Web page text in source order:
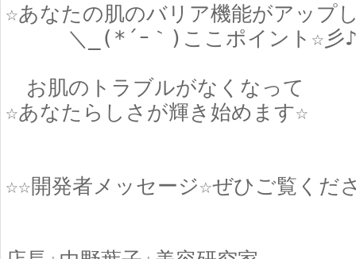
☆あなたの肌のバリア機能がアップ
＼_(*´ｰ｀)ここポイント☆彡
お肌のトラブルがなくなって
☆あなたらしさが輝き始めます☆
☆☆開発者メッセージ☆ぜひご覧くだ